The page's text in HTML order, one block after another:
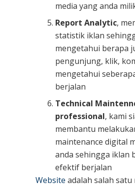
media yang anda
Report Analytic,
statistik iklan
mengetahui berapa
pengunjung, klik,
mengetahui
berjalan
Technical
professional, kami
membantu
maintenance digital
anda sehingga iklan
efektif berjalan
Website adalah salah satu